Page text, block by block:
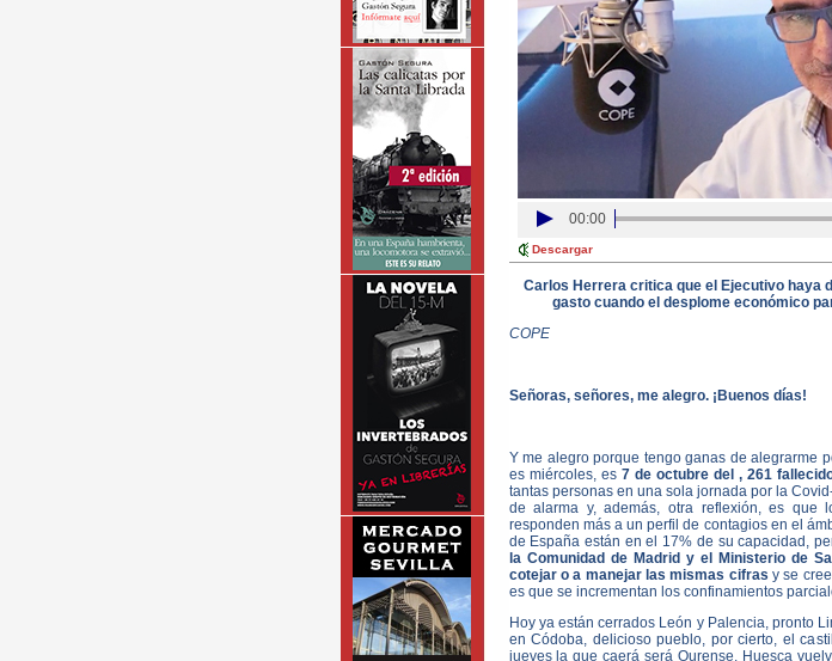
00:00
Descargar
Carlos Herrera critica que el Ejecutivo haya
gasto cuando el desplome económico
COPE
Señoras, señores, me alegro. ¡Buenos días!
Y me alegro porque tengo ganas de alegrarme
es miércoles, es 7 de octubre del , 261
tantas personas en una sola jornada por la
de alarma y, además, otra reflexión, es que
responden más a un perfil de contagios en el
de España están en el 17% de su capacidad,
la Comunidad de Madrid y el Ministerio de
cotejar o a manejar las mismas cifras y se
es que se incrementan los confinamientos
Hoy ya están cerrados León y Palencia, pronto
en Códoba, delicioso pueblo, por cierto, el
jueves la que caerá será Ourense. Huesca